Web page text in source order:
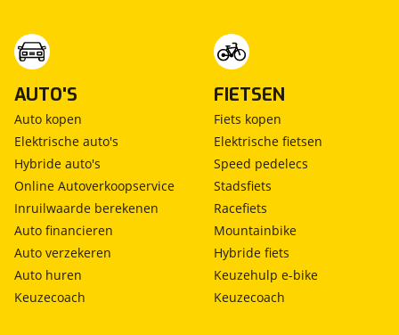
AUTO'S
Auto kopen
Elektrische auto's
Hybride auto's
Online Autoverkoopservice
Inruilwaarde berekenen
Auto financieren
Auto verzekeren
Auto huren
Keuzecoach
FIETSEN
Fiets kopen
Elektrische fietsen
Speed pedelecs
Stadsfiets
Racefiets
Mountainbike
Hybride fiets
Keuzehulp e-bike
Keuzecoach